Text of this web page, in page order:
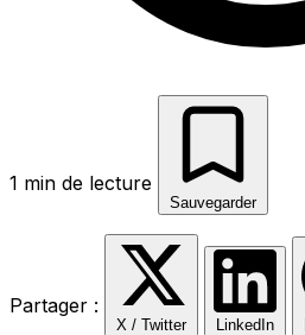
1 min de lecture
Sauvegarder
Partager :
X / Twitter LinkedIn